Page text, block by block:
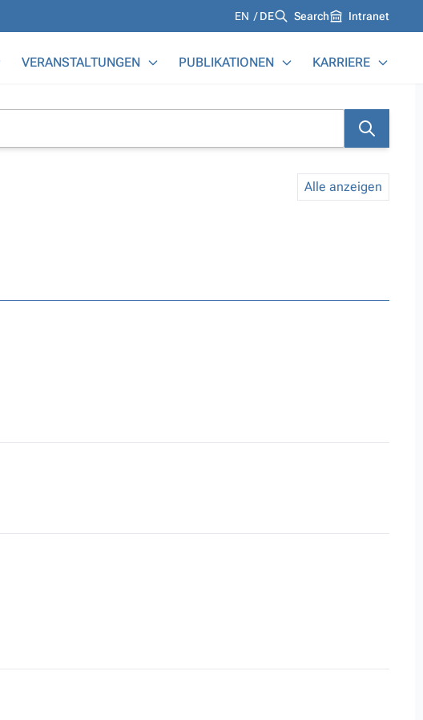
Languages
EN DE Search Intranet
VERANSTALTUNGEN PUBLIKATIONEN KARRIERE
Alle anzeigen